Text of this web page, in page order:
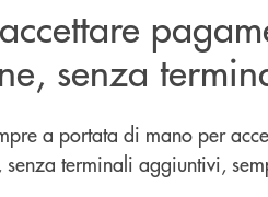
senza
a portata di mano per
terminali aggiuntivi,